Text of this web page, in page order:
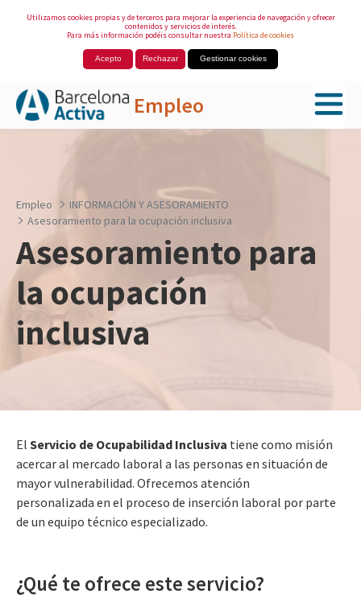
Utilizamos cookies propias y de terceros para mejorar la experiencia de navegación y ofrecer
contenidos y servicios de interés.
Para más información podéis consultar nuestra Política de cookies
Acepto Rechazar Gestionar cookies
Empleo
Empleo
INFORMACIÓN Y ASESORAMIENTO
Asesoramiento para la ocupación inclusiva
Asesoramiento para
la ocupación
inclusiva
El Servicio de Ocupabilidad Inclusiva tiene como misión
acercar al mercado laboral a las personas en situación de
mayor vulnerabilidad. Ofrecemos atención
personalizada en el proceso de inserción laboral por parte
de un equipo técnico especializado.
¿Qué te ofrece este servicio?